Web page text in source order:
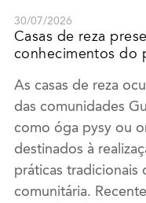
30/07/2026
Casas de reza
conhecimentos do
As casas de reza
das comunidades
como óga pysy ou
destinados à
práticas tradicionais
comunitária.